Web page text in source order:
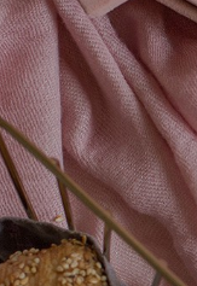
соревновательное
писали
обособление
руководств по
убирает барьеры